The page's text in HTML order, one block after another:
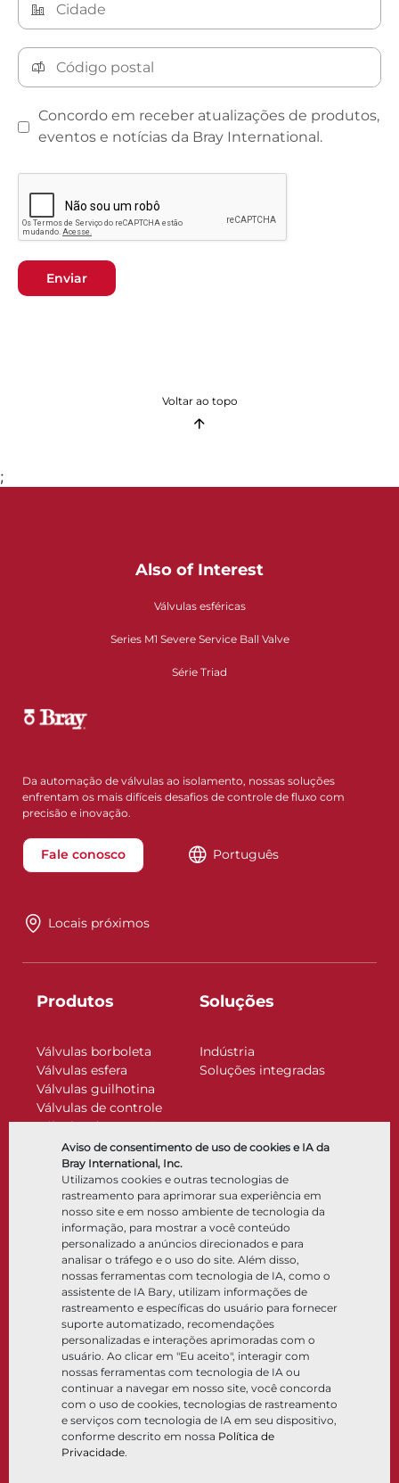
Aviso de consentimento de uso de cookies e IA da
Bray International, Inc.
Utilizamos cookies e outras tecnologias de
rastreamento para aprimorar sua experiência em
nosso site e em nosso ambiente de tecnologia da
informação, para mostrar a você conteúdo
personalizado a anúncios direcionados e para
analisar o tráfego e o uso do site. Além disso,
nossas ferramentas com tecnologia de IA, como o
assistente de IA Bary, utilizam informações de
rastreamento e específicas do usuário para fornecer
suporte automatizado, recomendações
personalizadas e interações aprimoradas com o
usuário. Ao clicar em "Eu aceito", interagir com
nossas ferramentas com tecnologia de IA ou
continuar a navegar em nosso site, você concorda
com o uso de cookies, tecnologias de rastreamento
e serviços com tecnologia de IA em seu dispositivo,
conforme descrito em nossa Política de
Privacidade.
Concordo em receber atualizações de produtos,
eventos e notícias da Bray International.
Enviar
Voltar ao topo
;
Also of Interest
Válvulas esféricas
Series M1 Severe Service Ball Valve
Série Triad
Da automação de válvulas ao isolamento, nossas soluções
enfrentam os mais difíceis desafios de controle de fluxo com
precisão e inovação.
Fale conosco Português
Locais próximos
Produtos
Válvulas borboleta
Válvulas esfera
Válvulas guilhotina
Válvulas de controle
Válvulas de retenção
Atuadores
Acessórios de controle
Criogênico
Soluções
Indústria
Soluções integradas
Empresa
Sobre
Locais
Parceria
Sustentabilidade
Portal do cliente
Recursos
Documentos
Centro de conhecimento
Software
Seleção de materiais
Siga-nos LinkedIn YouTube
© 2026 Bray International. Todos os direitos reservados